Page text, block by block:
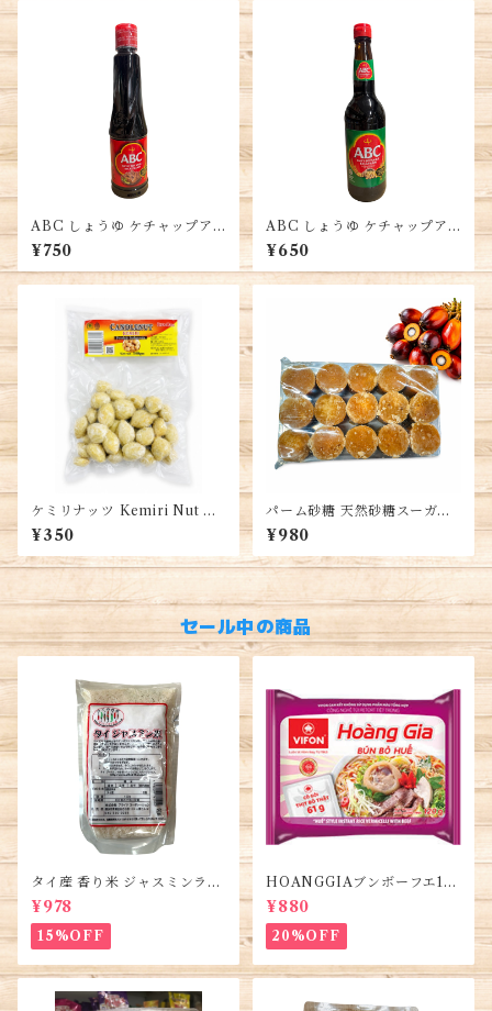
ABC しょうゆ ケチャップア
シン 醬油、品質大豆使用、風
味豊かな調味料、インドネシ
ア産、SOY SAUCE KECAP
¥750
ABC しょうゆ ケチャップア
シン 醬油、品質大豆使用、風
味豊かな調味料、インドネシ
ア産、SOY SAUCE KECAP
¥650
ケミリナッツ Kemiri Nut キ
ャンドルナッツ Candlenut 10
0g インドネシア産 本場アジ
ア料理用 スパイス 調味料 食材
¥350
パーム砂糖 天然砂糖スーガー
業務用 500g入るパック Palm
Sugar, Đường Thốt Nốt
¥980
セール中の商品
タイ産 香り米 ジャスミンライ
ス450g (2袋)・Thai Jasmine
Rice・Gao Thai
¥978
15%OFF
HOANGGIAブンボーフエ12
0g (5袋)・Bún Bò Huế
¥880
20%OFF